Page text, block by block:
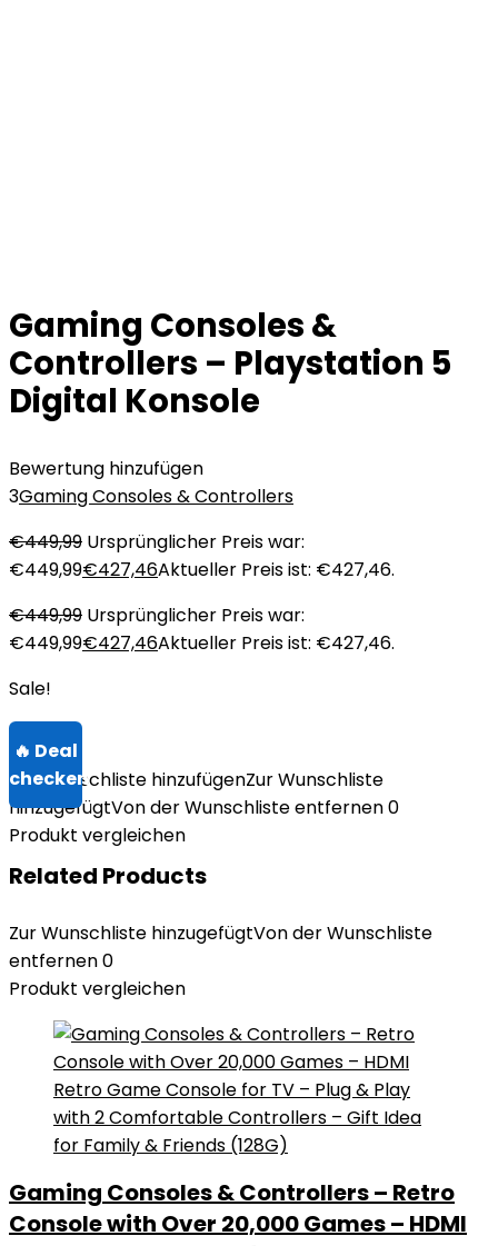
Gaming Consoles &
Controllers – Playstation 5
Digital Konsole
Bewertung hinzufügen
3Gaming Consoles & Controllers
€449,99 Ursprünglicher Preis war:
€449,99€427,46Aktueller Preis ist: €427,46.
€449,99 Ursprünglicher Preis war:
€449,99€427,46Aktueller Preis ist: €427,46.
Sale!
Zur Wunschliste hinzufügenZur Wunschliste
hinzugefügtVon der Wunschliste entfernen0
Produkt vergleichen
Related Products
Zur Wunschliste hinzugefügtVon der Wunschliste
entfernen0
Produkt vergleichen
Gaming Consoles & Controllers – Retro
Console with Over 20,000 Games – HDMI